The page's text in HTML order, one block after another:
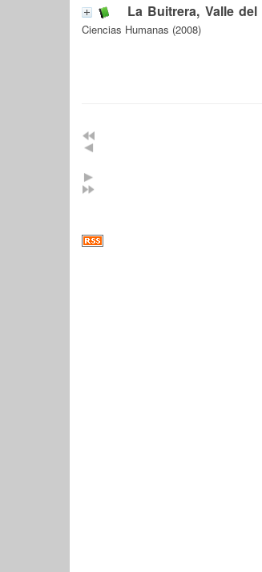
La Buitrera, Valle del
Ciencias Humanas (2008)